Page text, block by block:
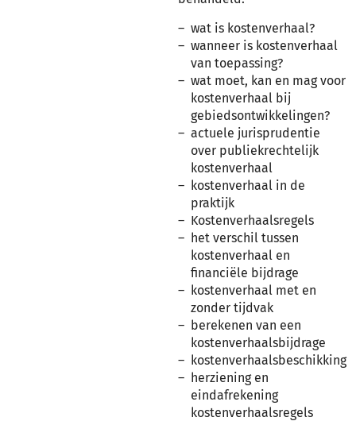
wat is kostenverhaal?
wanneer is kostenverhaal
van toepassing?
wat moet, kan en mag voor
kostenverhaal bij
gebiedsontwikkelingen?
actuele jurisprudentie
over publiekrechtelijk
kostenverhaal
kostenverhaal in de
praktijk
Kostenverhaalsregels
het verschil tussen
kostenverhaal en
financiële bijdrage
kostenverhaal met en
zonder tijdvak
berekenen van een
kostenverhaalsbijdrage
kostenverhaalsbeschikking
herziening en
eindafrekening
kostenverhaalsregels